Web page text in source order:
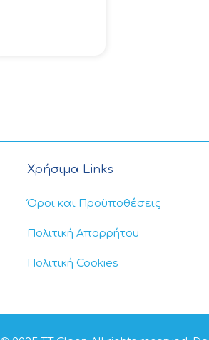
Χρήσιμα Links
Όροι και Προϋποθέσεις
Πολιτική Απορρήτου
Πολιτική Cookies